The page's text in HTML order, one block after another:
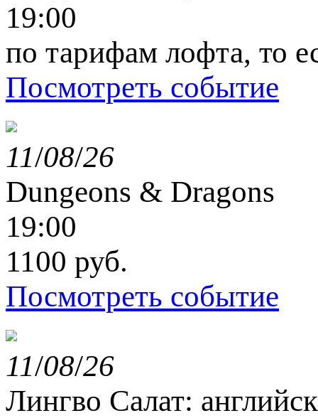
19:00
по тарифам лофта, то
Посмотреть событие
11/08/26
Dungeons & Dragons
19:00
1100 руб.
Посмотреть событие
11/08/26
Лингво Салат: